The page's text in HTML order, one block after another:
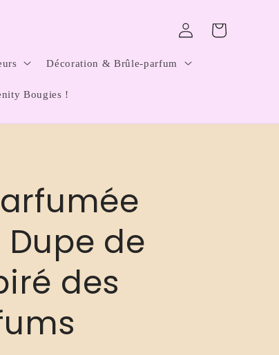
Décoration & Brûle-parfum
Bougies !
Connexion Panier
de
des